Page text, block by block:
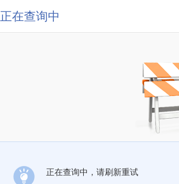
正在查询中
正在查询中，请刷新重试